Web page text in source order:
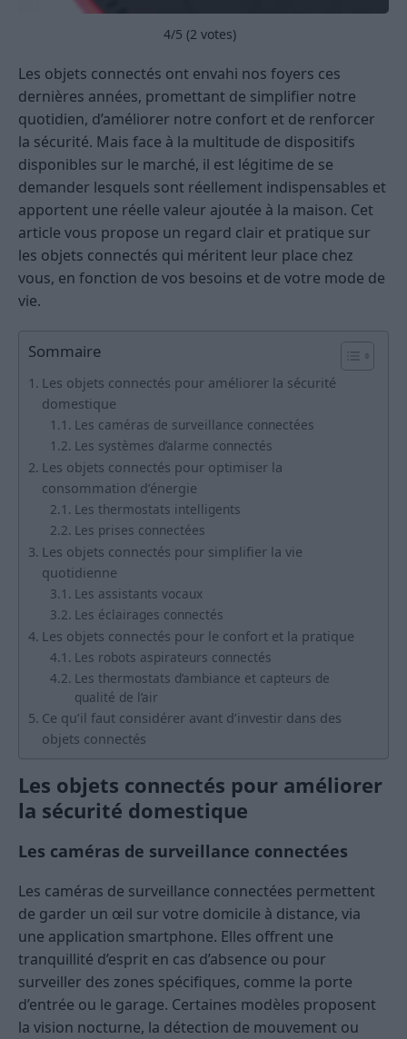
4/5 (2 votes)
Les objets connectés ont envahi nos foyers ces
dernières années, promettant de simplifier notre
quotidien, d’améliorer notre confort et de renforcer
la sécurité. Mais face à la multitude de dispositifs
disponibles sur le marché, il est légitime de se
demander lesquels sont réellement indispensables et
apportent une réelle valeur ajoutée à la maison. Cet
article vous propose un regard clair et pratique sur
les objets connectés qui méritent leur place chez
vous, en fonction de vos besoins et de votre mode de
vie.
Sommaire
Les objets connectés pour améliorer la sécurité
domestique
Les caméras de surveillance connectées
Les systèmes d’alarme connectés
Les objets connectés pour optimiser la
consommation d’énergie
Les thermostats intelligents
Les prises connectées
Les objets connectés pour simplifier la vie
quotidienne
Les assistants vocaux
Les éclairages connectés
Les objets connectés pour le confort et la pratique
Les robots aspirateurs connectés
Les thermostats d’ambiance et capteurs de
qualité de l’air
Ce qu’il faut considérer avant d’investir dans des
objets connectés
Les objets connectés pour améliorer
la sécurité domestique
Les caméras de surveillance connectées
Les caméras de surveillance connectées permettent
de garder un œil sur votre domicile à distance, via
une application smartphone. Elles offrent une
tranquillité d’esprit en cas d’absence ou pour
surveiller des zones spécifiques, comme la porte
d’entrée ou le garage. Certaines modèles proposent
la vision nocturne, la détection de mouvement ou